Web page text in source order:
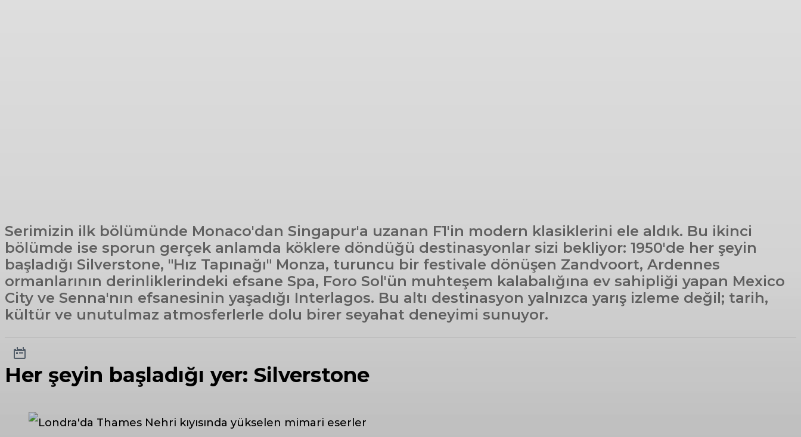
Serimizin ilk bölümünde Monaco'dan Singapur'a uzanan F1'in modern klasiklerini ele aldık. Bu ikinci
bölümde ise sporun gerçek anlamda köklere döndüğü destinasyonlar sizi bekliyor: 1950'de her şeyin
başladığı Silverstone, "Hız Tapınağı" Monza, turuncu bir festivale dönüşen Zandvoort, Ardennes
ormanlarının derinliklerindeki efsane Spa, Foro Sol'ün muhteşem kalabalığına ev sahipliği yapan Mexico
City ve Senna'nın efsanesinin yaşadığı Interlagos. Bu altı destinasyon yalnızca yarış izleme değil; tarih,
kültür ve unutulmaz atmosferlerle dolu birer seyahat deneyimi sunuyor.
Her şeyin başladığı yer: Silverstone